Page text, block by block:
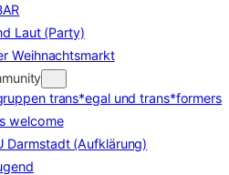
Laut (Party)
Weihnachtsmarkt
trans*egal und trans*formers
welcome
Darmstadt (Aufklärung)